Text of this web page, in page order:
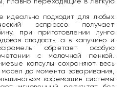
идеально подходит для любых
эспрессо получает
при приготовлении лунго
сладость, а в капучино и
обретает особую
с молочной пенкой.
капсулы сохраняют весь
до момента заваривания,
кофемашин системы